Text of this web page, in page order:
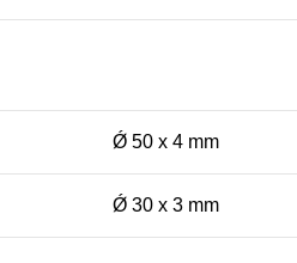
Ǿ 50 x 4 mm
Ǿ 30 x 3 mm